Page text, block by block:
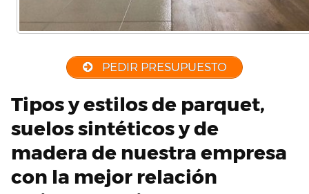
PEDIR PRESUPUESTO
Tipos y estilos de parquet,
suelos sintéticos y de
madera de nuestra empresa
con la mejor relación